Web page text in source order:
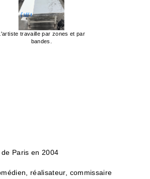
travaille par zones et par
bandes.
Paris en 2004
réalisateur, commissaire